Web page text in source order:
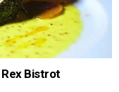
Rex Bistrot